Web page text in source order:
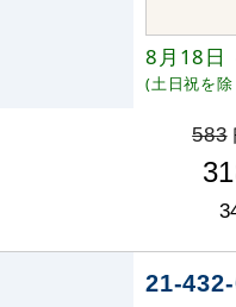
8月18日
(土日祝を
583
21-